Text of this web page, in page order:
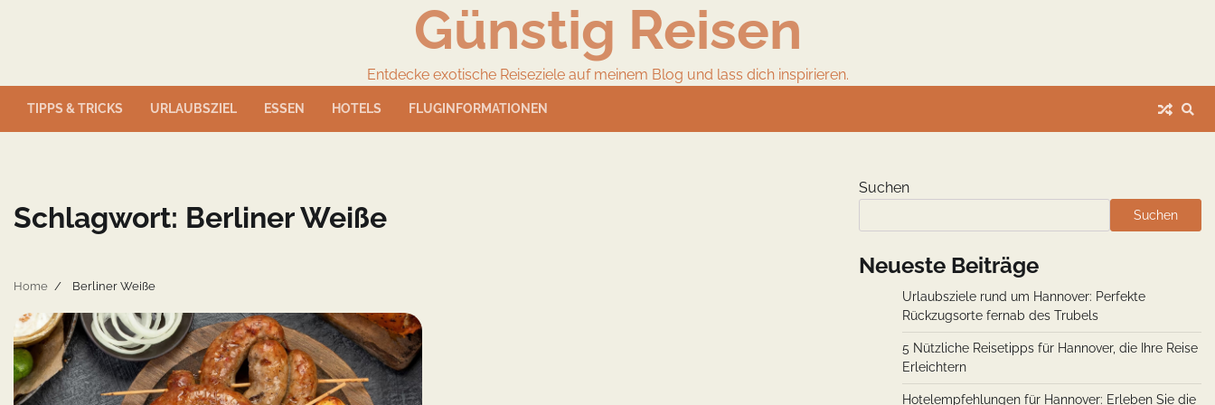
Günstig Reisen
Entdecke exotische Reiseziele auf meinem Blog und lass dich inspirieren.
TIPPS & TRICKS URLAUBSZIEL ESSEN HOTELS FLUGINFORMATIONEN
Schlagwort: Berliner Weiße
Home Berliner Weiße
Suchen
Suchen
Neueste Beiträge
Urlaubsziele rund um Hannover: Perfekte
Rückzugsorte fernab des Trubels
5 Nützliche Reisetipps für Hannover, die Ihre Reise
Erleichtern
Hotelempfehlungen für Hannover: Erleben Sie die